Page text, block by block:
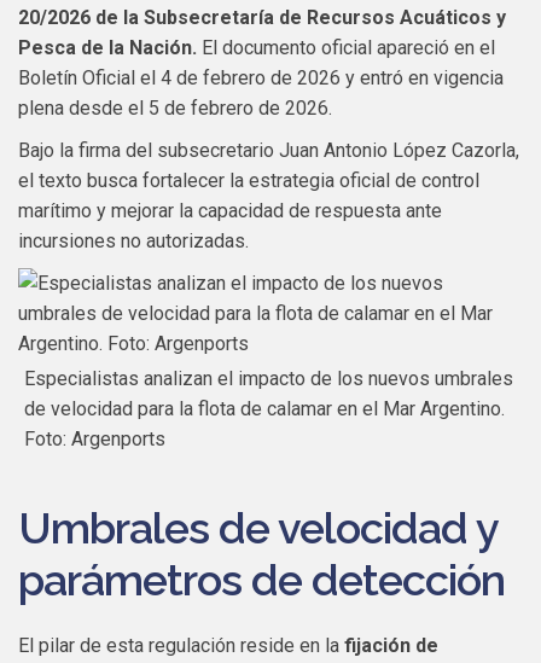
20/2026 de la Subsecretaría de Recursos Acuáticos y
Pesca de la Nación. El documento oficial apareció en el
Boletín Oficial el 4 de febrero de 2026 y entró en vigencia
plena desde el 5 de febrero de 2026.
Bajo la firma del subsecretario Juan Antonio López Cazorla,
el texto busca fortalecer la estrategia oficial de control
marítimo y mejorar la capacidad de respuesta ante
incursiones no autorizadas.
Especialistas analizan el impacto de los nuevos umbrales
de velocidad para la flota de calamar en el Mar Argentino.
Foto: Argenports
Umbrales de velocidad y
parámetros de detección
El pilar de esta regulación reside en la fijación de